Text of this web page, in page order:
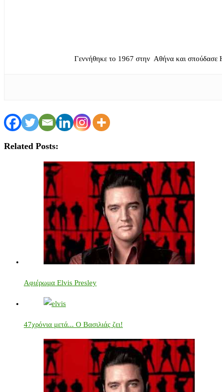
Γεννήθηκε το 1967 στην Αθήνα και σπούδασε
Related Posts:
Αφιέρωμα Elvis Presley
47χρόνια μετά... Ο Βασιλιάς ζει!